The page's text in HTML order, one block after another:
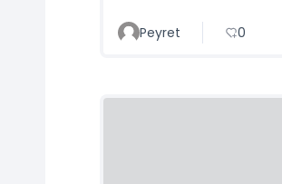
Peyret 0